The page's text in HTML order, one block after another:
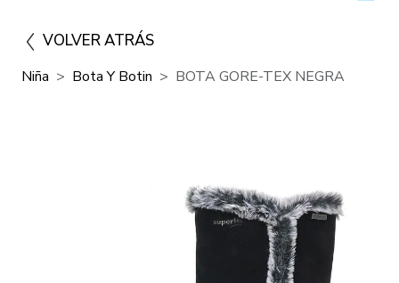
VOLVER ATRÁS
Niña Bota Y Botin BOTA GORE-TEX NEGRA